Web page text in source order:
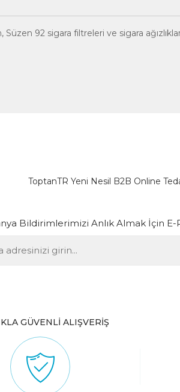
Süzen 92 sigara filtreleri ve sigara
ToptanTR Yeni Nesil B2B Online
Bildirimlerimizi Anlık Almak İçin E-
GÜVENLİ ALIŞVERİŞ